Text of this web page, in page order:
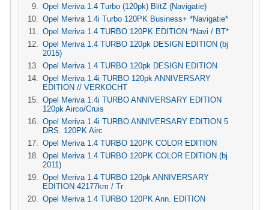
Opel Meriva 1.4 Turbo (120pk) BlitZ (Navigatie)
Opel Meriva 1.4i Turbo 120PK Business+ *Navigatie*
Opel Meriva 1.4 TURBO 120PK EDITION *Navi / BT*
Opel Meriva 1.4 TURBO 120pk DESIGN EDITION (bj
2015)
Opel Meriva 1.4 TURBO 120pk DESIGN EDITION
Opel Meriva 1.4i TURBO 120pk ANNIVERSARY
EDITION // VERKOCHT
Opel Meriva 1.4i TURBO ANNIVERSARY EDITION
120pk Airco/Cruis
Opel Meriva 1.4i TURBO ANNIVERSARY EDITION 5
DRS. 120PK Airc
Opel Meriva 1.4 TURBO 120PK COLOR EDITION
Opel Meriva 1.4 TURBO 120PK COLOR EDITION (bj
2011)
Opel Meriva 1.4 TURBO 120pk ANNIVERSARY
EDITION 42177km / Tr
Opel Meriva 1.4 TURBO 120PK Ann. EDITION